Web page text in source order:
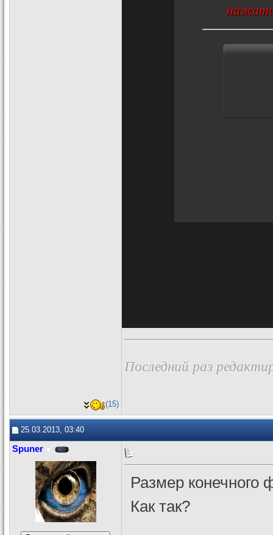
Последний раз
(15)
25.03.2013, 03:40
Spuner
Размер конечного
Как так?